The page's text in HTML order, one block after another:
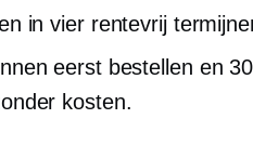
in vier rentevrij
eerst bestellen en
kosten.